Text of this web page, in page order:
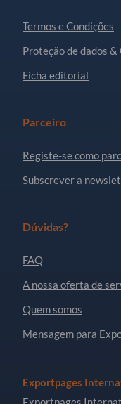
Termos e Condições
Proteção de dados &
Ficha editorial
Parceiro
Registe-se como
Subscrever a
Dúvidas?
FAQ
A nossa oferta de
Quem somos
Mensagem para
Exportpages